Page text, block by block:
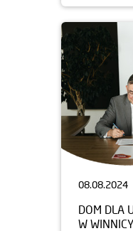
08.08.2024
DOM DLA
W WINNICY